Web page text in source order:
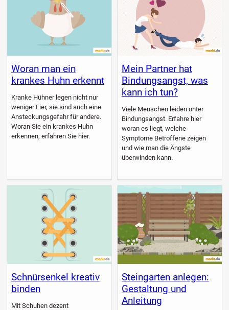
Woran man ein
krankes Huhn erkennt
Kranke Hühner legen nicht nur
weniger Eier, sie sind auch eine
Ansteckungsgefahr für andere.
Woran Sie ein krankes Huhn
erkennen, erfahren Sie hier.
Mein Partner hat
Bindungsangst, was
kann ich tun?
Viele Menschen leiden unter
Bindungsangst. Erfahre hier
woran es liegt, welche
Symptome Betroffene zeigen
und wie man die Ängste
überwinden kann.
Schnürsenkel kreativ
binden
Mit Schuhen dezent
Steingarten anlegen:
Gestaltung und
Anleitung